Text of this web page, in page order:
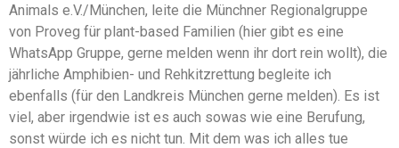
Animals e.V./München, leite die Münchner Regionalgruppe
von Proveg für plant-based Familien (hier gibt es eine
WhatsApp Gruppe, gerne melden wenn ihr dort rein wollt), die
jährliche Amphibien- und Rehkitzrettung begleite ich
ebenfalls (für den Landkreis München gerne melden). Es ist
viel, aber irgendwie ist es auch sowas wie eine Berufung,
sonst würde ich es nicht tun. Mit dem was ich alles tue